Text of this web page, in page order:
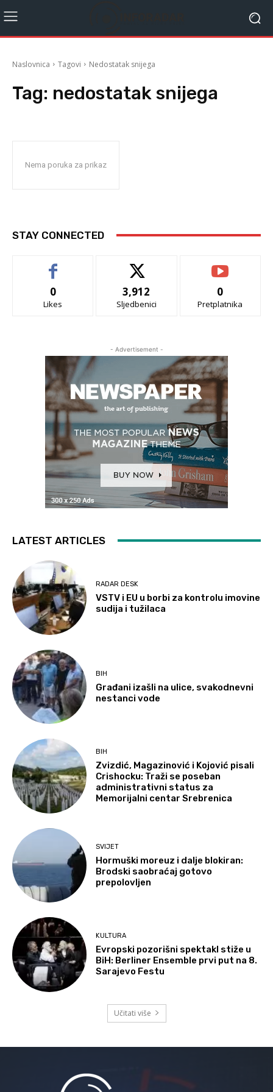
Naslovnica Tagovi Nedostatak snijega
Tag: nedostatak snijega
Nema poruka za prikaz
STAY CONNECTED
0
Likes
3,912
Sljedbenici
0
Pretplatnika
- Advertisement -
LATEST ARTICLES
RADAR DESK
VSTV i EU u borbi za kontrolu imovine
sudija i tužilaca
BIH
Građani izašli na ulice, svakodnevni
nestanci vode
BIH
Zvizdić, Magazinović i Kojović pisali
Crishocku: Traži se poseban
administrativni status za
Memorijalni centar Srebrenica
SVIJET
Hormuški moreuz i dalje blokiran:
Brodski saobraćaj gotovo
prepolovljen
KULTURA
Evropski pozorišni spektakl stiže u
BiH: Berliner Ensemble prvi put na 8.
Sarajevo Festu
Učitati više